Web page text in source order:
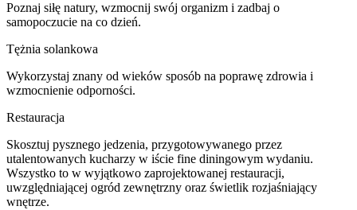
Poznaj siłę natury, wzmocnij swój organizm i zadbaj o
samopoczucie na co dzień.
Tężnia solankowa
Wykorzystaj znany od wieków sposób na poprawę zdrowia i
wzmocnienie odporności.
Restauracja
Skosztuj pysznego jedzenia, przygotowywanego przez
utalentowanych kucharzy w iście fine diningowym wydaniu.
Wszystko to w wyjątkowo zaprojektowanej restauracji,
uwzględniającej ogród zewnętrzny oraz świetlik rozjaśniający
wnętrze.